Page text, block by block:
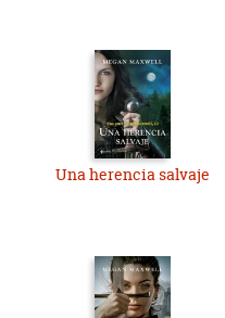
Una herencia salvaje